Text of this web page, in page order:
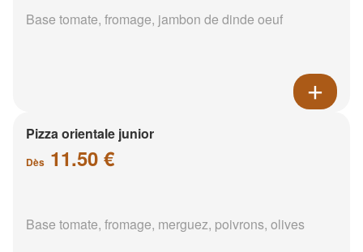
Base tomate, fromage, jambon de dinde oeuf
Pizza orientale junior
Dès 11.50 €
Base tomate, fromage, merguez, poivrons, olives